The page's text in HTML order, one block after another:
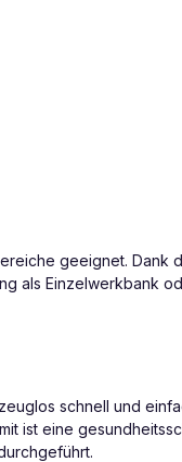
geeignet.
als Einzelwerkbank
schnell und
ist eine